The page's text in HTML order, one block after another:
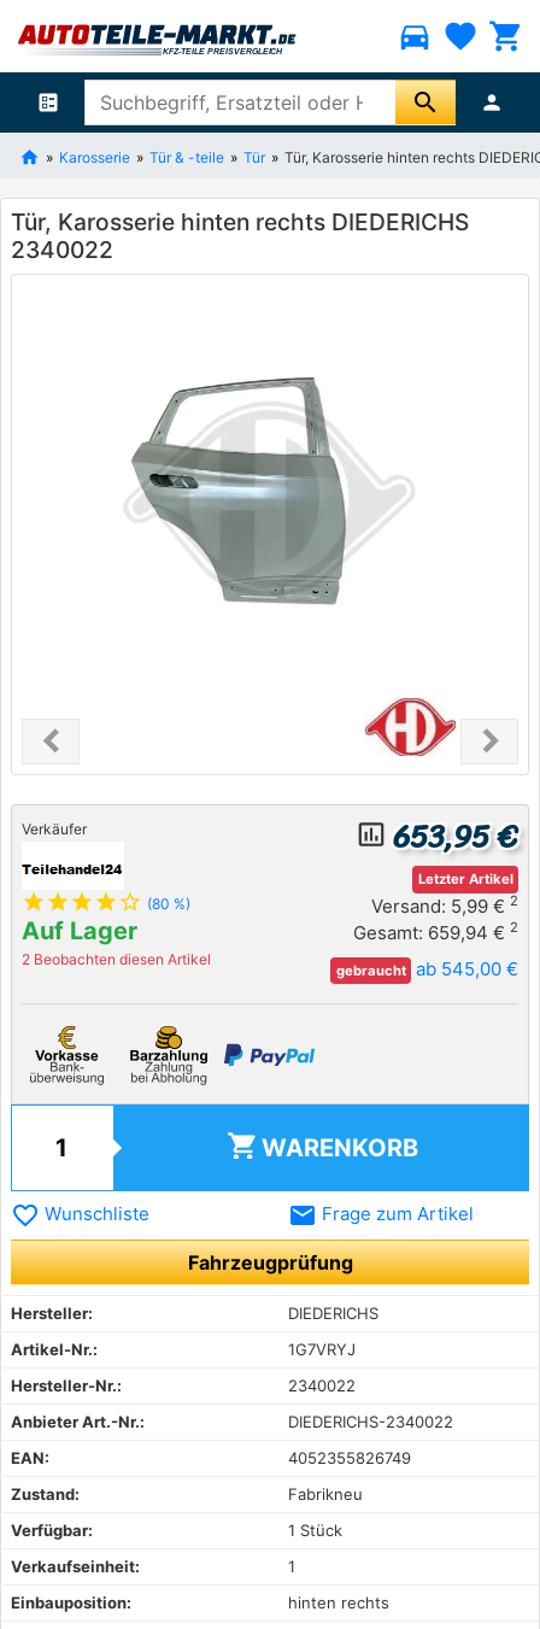
directions_car favorite shopping_cart
ballot search person
Karosserie Tür & -teile Tür Tür, Karosserie hinten rechts
Tür, Karosserie hinten rechts DIEDERICHS
2340022
chevron_leftPrevious chevron_right
Next
Verkäufer
star star star star star_outline (80 %)
Auf Lager
2 Beobachten diesen Artikel
insert_chart_outlined 653,95 €
Letzter Artikel
Versand: 5,99 € 2
Gesamt: 659,94 € 2
gebraucht ab 545,00 €
shopping_cart WARENKORB
favorite_border Wunschliste email Frage zum Artikel
Fahrzeugprüfung
Hersteller:
DIEDERICHS
Artikel-Nr.:
1G7VRYJ
Hersteller-Nr.:
2340022
Anbieter Art.-Nr.:
DIEDERICHS-2340022
EAN:
4052355826749
Zustand:
Fabrikneu
Verfügbar:
1 Stück
Verkaufseinheit:
1
Einbauposition:
hinten rechts